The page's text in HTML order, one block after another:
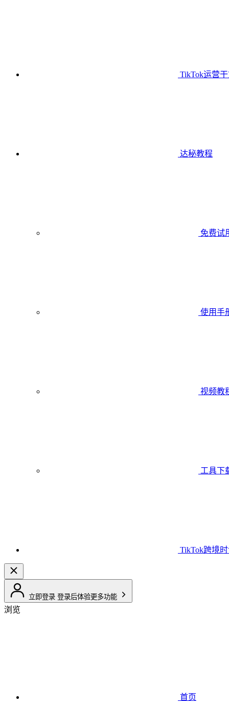
TikTok运营
达秘教程
免费试
使用手
视频教
工具下
TikTok跨境
立即登录 登录后体验更多功能
浏览
首页